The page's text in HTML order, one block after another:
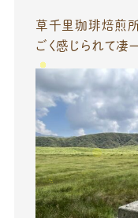
草千里珈琲焙煎
ごく感じられて